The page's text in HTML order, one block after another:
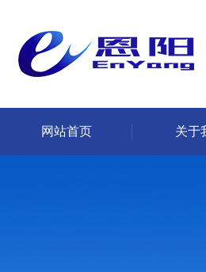
网站首页 关于